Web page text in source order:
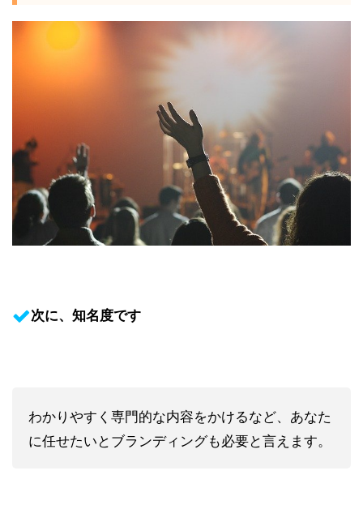
次に、知名度です
わかりやすく専門的な内容をかけるなど、あなた
に任せたいとブランディングも必要と言えます。